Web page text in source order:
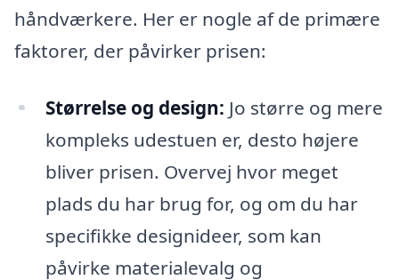
håndværkere. Her er nogle af de primære
faktorer, der påvirker prisen:
Størrelse og design: Jo større og mere
kompleks udestuen er, desto højere
bliver prisen. Overvej hvor meget
plads du har brug for, og om du har
specifikke designideer, som kan
påvirke materialevalg og